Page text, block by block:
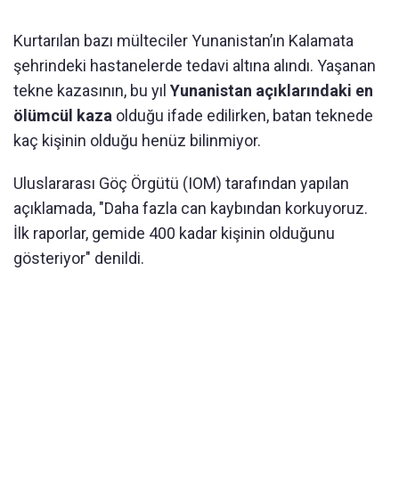
Kurtarılan bazı mülteciler Yunanistan’ın Kalamata
şehrindeki hastanelerde tedavi altına alındı. Yaşanan
tekne kazasının, bu yıl Yunanistan açıklarındaki en
ölümcül kaza olduğu ifade edilirken, batan teknede
kaç kişinin olduğu henüz bilinmiyor.
Uluslararası Göç Örgütü (IOM) tarafından yapılan
açıklamada, "Daha fazla can kaybından korkuyoruz.
İlk raporlar, gemide 400 kadar kişinin olduğunu
gösteriyor" denildi.